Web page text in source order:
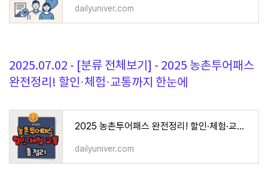
dailyuniver.com
2025.07.02 - [분류 전체보기] - 2025 농촌투어패스
완전정리! 할인·체험·교통까지 한눈에
2025 농촌투어패스 완전정리! 할인·체험·교통까지 한눈에
dailyuniver.com